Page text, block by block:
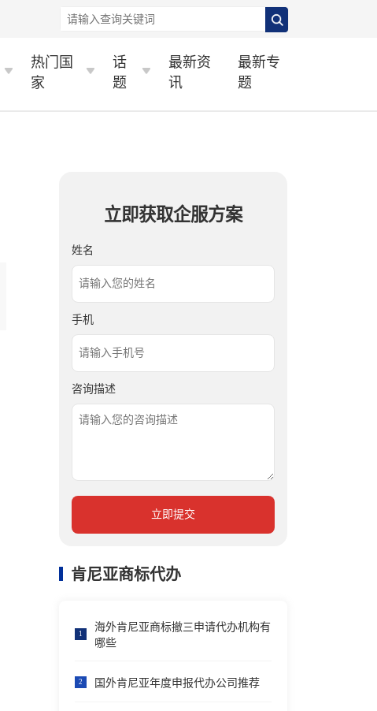
热门国
家
话
题
最新资
讯
最新专
题
立即获取企服方案
姓名
手机
咨询描述
立即提交
肯尼亚商标代办
1
海外肯尼亚商标撤三申请代办机构有
哪些
2 国外肯尼亚年度申报代办公司推荐